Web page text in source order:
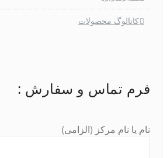
کاتالوگ محصولات
فرم تماس و سفارش :
نام یا نام مرکز (الزامی)